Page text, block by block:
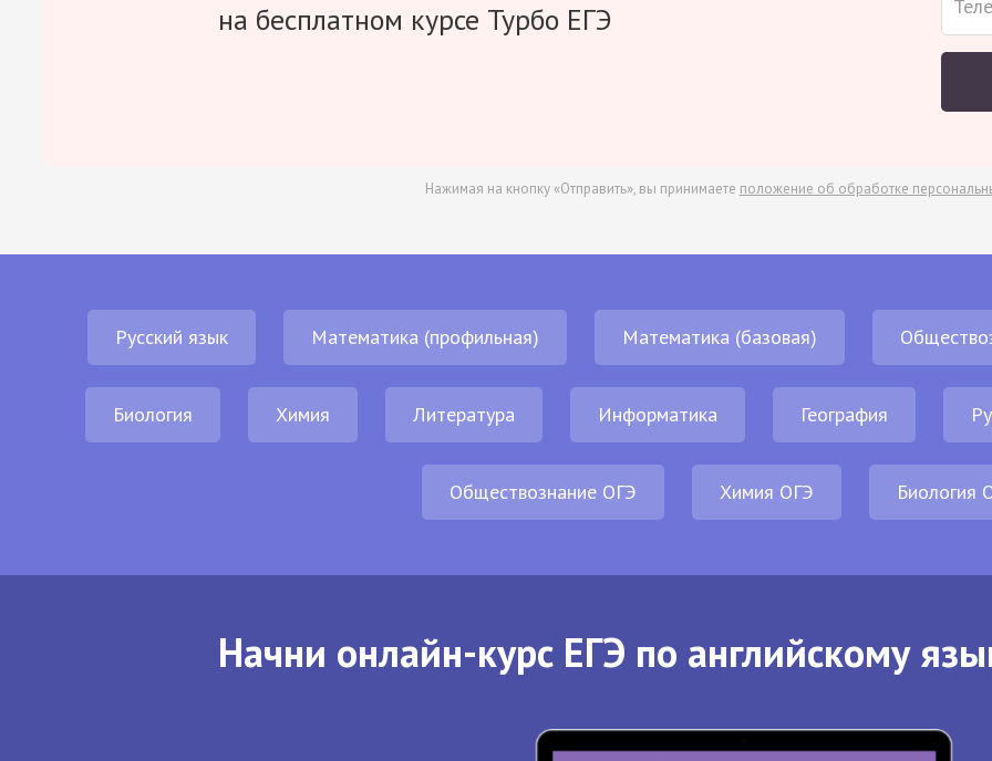
на бесплатном курсе Турбо ЕГЭ
Нажимая на кнопку «Отправить», вы принимаете положение об обработке
Русский язык Математика (профильная) Математика (базовая)
Биология Химия Литература Информатика География
Обществознание ОГЭ Химия ОГЭ Биология
Начни онлайн-курс ЕГЭ по английскому